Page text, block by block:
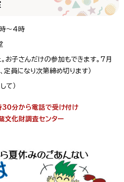
～4時
お子さんだけの参加もできます。7月
員になり次第締め切ります）
て）
分から電話で受け付け
文化財調査センター